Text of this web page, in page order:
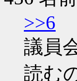
>>6
議員
読む